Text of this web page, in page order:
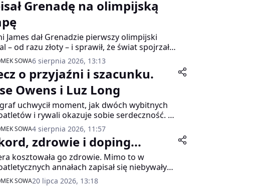
Grenadę na olimpijską
James dał Grenadzie pierwszy olimpijski
– od razu złoty – i sprawił, że świat spojrzał
karaibską wyspę. Skromny mistrz 400
biegał nie tylko po zwycięstwa, ale także
rodaków...
SOWA6 sierpnia 2026, 13:13
o przyjaźni i szacunku.
Owens i Luz Long
uchwycił moment, jak dwóch wybitnych
i rywali okazuje sobie serdeczność. 4
1936 roku w Berlinie Luz Long i Jesse
wznieśli sport ponad polityczne podziały. A
zdobył drugie złoto tamtych igrzysk...
SOWA4 sierpnia 2026, 11:57
zdrowie i doping...
kosztowała go zdrowie. Mimo to w
annałach zapisał się niebywałym
Był 20 lipca 1984 roku, gdy w Berlinie
posłał oszczep na odległość 104,80 m.
SOWA20 lipca 2026, 13:18